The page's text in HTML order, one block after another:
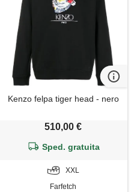
Kenzo felpa tiger head - nero
510,00 €
Sped. gratuita
XXL
Farfetch